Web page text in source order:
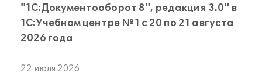
"1С:Документооборот 8", редакция 3.0" в
1С:Учебном центре №1 с 20 по 21 августа
2026 года
22 июля 2026